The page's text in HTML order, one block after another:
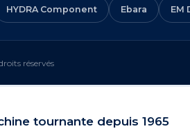
HYDRA Component Ebara EM
réservés
tournante depuis 1965